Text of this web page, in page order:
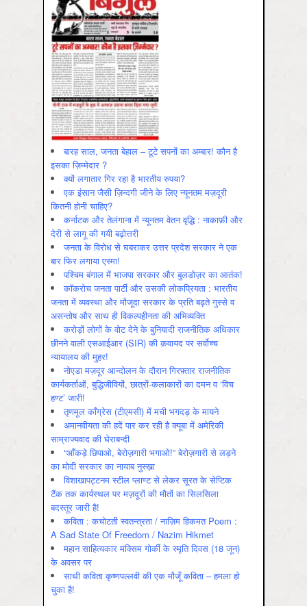
बारह साल, जनता बेहाल – टूटे सपनों का अम्बार! कौन है
इसका ज़िम्मेदार ?
क्यों लगातार गिर रहा है भारतीय रुपया?
एक इंसान जैसी ज़िन्दगी जीने के लिए न्यूनतम मज़दूरी
कितनी होनी चाहिए?
कर्नाटक और तेलंगाना में न्यूनतम वेतन वृद्धि : नाकाफ़ी और
देरी से लागू की गयी बढ़ोत्तरी
जनता के विरोध से घबराकर उत्तर प्रदेश सरकार ने एक
बार फिर लगाया एस्मा!
पश्चिम बंगाल में भाजपा सरकार और बुलडोज़र का आतंक!
कॉकरोच जनता पार्टी और उसकी लोकप्रियता : भारतीय
जनता में व्‍यवस्‍था और मौजूदा सरकार के प्रति बढ़ते गुस्‍से व
असन्‍तोष और साथ ही विकल्‍पहीनता की अभिव्‍यक्ति
करोड़ों लोगों के वोट देने के बुनियादी राजनीतिक अधिकार
छीनने वाली एसआईआर (SIR) की क़वायद पर सर्वोच्च
न्यायालय की मुहर!
नोएडा मज़दूर आन्दोलन के दौरान गिरफ़्तार राजनीतिक
कार्यकर्ताओं, बुद्धिजीवियों, छात्रों-कलाकारों का दमन व ‘विच
हण्ट’ जारी!
तृणमूल काँग्रेस (टीएमसी) में मची भगदड़ के मायने
अमानवीयता की हदें पार कर रही है क्यूबा में अमेरिकी
साम्राज्यवाद की घेराबन्दी
“आँकड़े छिपाओ, बेरोज़गारी भगाओ!” बेरोज़गारी से लड़ने
का मोदी सरकार का नायाब नुस्ख़ा
विशाखापट्टनम स्टील प्लाण्ट से लेकर सूरत के सेप्टिक
टैंक तक कार्यस्थल पर मज़दूरों की मौतों का सिलसिला
बदस्तूर जारी है!
कविता : कचोटती स्वतन्त्रता / नाज़िम हिकमत Poem :
A Sad State Of Freedom / Nazim Hikmet
महान साहित्यकार मक्सिम गोर्की के स्मृति दिवस (18 जून)
के अवसर पर
साथी कविता कृष्णपल्लवी की एक मौजूँ कविता – हमला हो
चुका है!